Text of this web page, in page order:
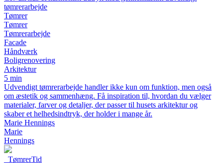
tømrerarbejde
Tømrer
Tømrer
Tømrerarbejde
Facade
Håndværk
Boligrenovering
Arkitektur
5 min
Udvendigt tømrerarbejde handler ikke kun om funktion, men også
om æstetik og sammenhæng. Få inspiration til, hvordan du vælger
materialer, farver og detaljer, der passer til husets arkitektur og
skaber et helhedsindtryk, der holder i mange år.
Marie Hennings
Marie
Hennings
TømrerTid